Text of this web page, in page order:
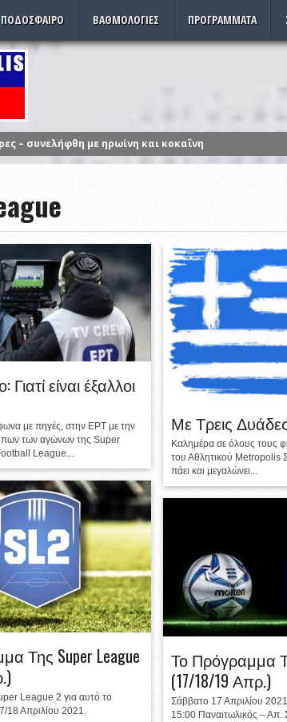
ΠΟΔΌΣΦΑΙΡΟ ΒΑΘΜΟΛΟΓΊΕΣ ΠΡΟΓΡΆΜΜΑΤΑ
– συνελήφθη με ηρωίνη και κοκαΐνη
ξανά μετά από 32 χρόνια σε χωριό των Σερρών
Με Κούρτιτς αλλά χωρίς Μιτρίτσα και Σίντκλεϊ
ώρας: Πότε γυρίζουμε τα ρολόγια μας μια ώρα
είναι έξαλλοι
με πηγές, στην ΕΡΤ με την
των αγώνων της Super
League...
Με Τρεις
Καλημέρα σε όλους τους
του Αθλητικού Metropolis
πάει και μεγαλώνει...
Της Super League
League 2 για αυτό το
18 Απριλίου 2021.
Το Πρόγραμμα
(17/18/19 Απρ.)
Σάββατο 17 Απριλίου
15:00 Παναιτωλικός –